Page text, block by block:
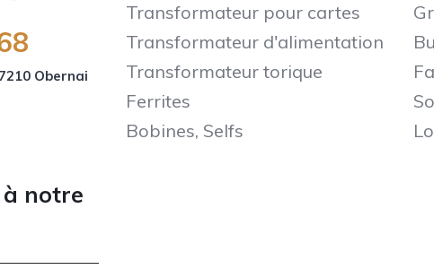
Obernai
notre
Transformateur pour cartes
Transformateur d'alimentation
Transformateur torique
Ferrites
Bobines, Selfs